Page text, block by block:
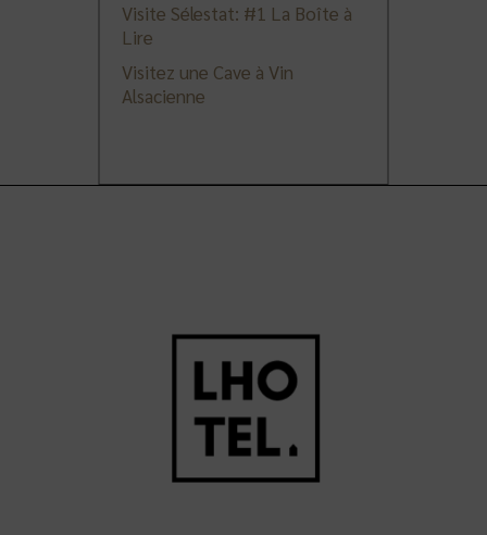
Visite Sélestat: #1 La Boîte à
Lire
Visitez une Cave à Vin
Alsacienne